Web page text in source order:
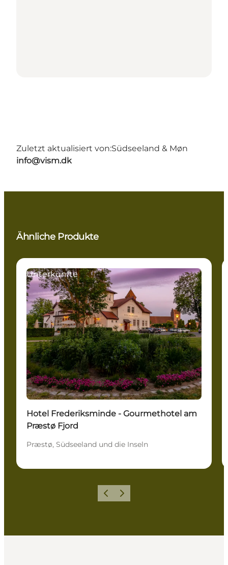
Zuletzt aktualisiert von:Südseeland & Møn
info@vism.dk
Ähnliche Produkte
Unterkünfte
Hotel Frederiksminde - Gourmethotel am
Præstø Fjord
Præstø, Südseeland und die Inseln
ZurückWeiter